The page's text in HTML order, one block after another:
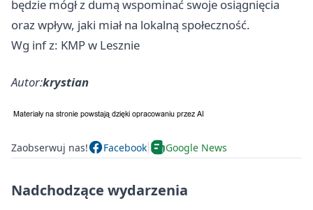
będzie mógł z dumą wspominać swoje osiągnięcia
oraz wpływ, jaki miał na lokalną społeczność.
Wg inf z: KMP w Lesznie
Autor:krystian
Zaobserwuj nas! Facebook Google News
Nadchodzące wydarzenia